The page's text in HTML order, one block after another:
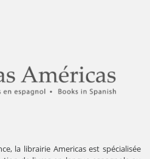
la librairie Americas est spécialisée